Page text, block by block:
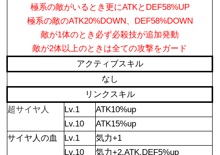
極系の敵がいるとき更にATKとDEF58%UP
極系の敵のATK20%DOWN、DEF58%DOWN
敵が1体のとき必ず必殺技が追加発動
敵が2体以上のときは全ての攻撃をガード
アクティブスキル
なし
リンクスキル
超サイヤ人
Lv.1
ATK10%up
Lv.10
ATK15%up
サイヤ人の血
Lv.1
気力+1
Lv.10
気力+2,ATK,DEF5%up